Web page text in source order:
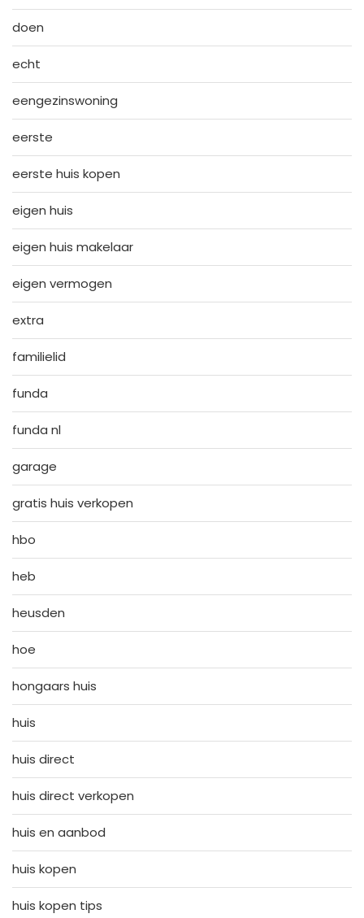
doen
echt
eengezinswoning
eerste
eerste huis kopen
eigen huis
eigen huis makelaar
eigen vermogen
extra
familielid
funda
funda nl
garage
gratis huis verkopen
hbo
heb
heusden
hoe
hongaars huis
huis
huis direct
huis direct verkopen
huis en aanbod
huis kopen
huis kopen tips